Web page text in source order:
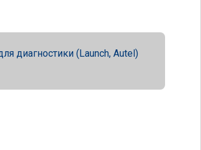
диагностики (Launch, Autel)